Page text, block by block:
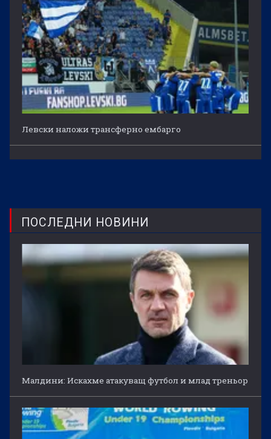
Левски наложи трансферно ембарго
ПОСЛЕДНИ НОВИНИ
Малдини: Искахме атакуващ футбол и млад треньор